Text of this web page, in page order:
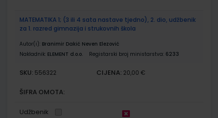
MATEMATIKA 1; (3 ili 4 sata nastave tjedno), 2. dio, udžbenik
za 1. razred gimnazija i strukovnih škola
Autor(i): Branimir Dakić Neven Elezović
Nakladnik: ELEMENT d.o.o. Registarski broj ministarstva: 6233
SKU: 556322 CIJENA: 20,00 €
ŠIFRA OMOTA:
Udžbenik